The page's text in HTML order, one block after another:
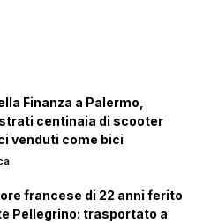
Finanza a Palermo,
centinaia di scooter
venduti come bici
francese di 22 anni ferito
Pellegrino: trasportato a